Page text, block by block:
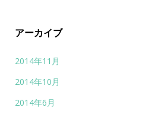
アーカイブ
2014年11月
2014年10月
2014年6月